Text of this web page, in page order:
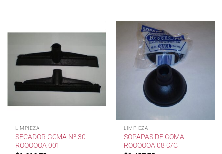
LIMPIEZA
SECADOR GOMA Nº 30
ROOOOOA 001
LIMPIEZA
SOPAPAS DE GOMA
ROOOOOA 08 C/C